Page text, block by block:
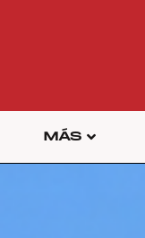
MÁS